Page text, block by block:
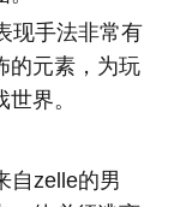
现手法非常有
的元素，为玩
界。
自zelle的男